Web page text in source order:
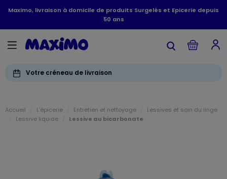
Maximo, livraison à domicile de produits Surgelés et Epicerie depuis
50 ans
Votre créneau de livraison
Accueil L'épicerie Entretien et nettoyage
Lessives et soin du linge
Lessive liquide
Lessive au bicarbonate